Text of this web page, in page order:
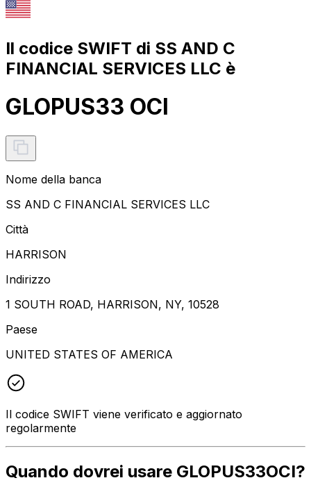
Il codice SWIFT di SS AND C
FINANCIAL SERVICES LLC è
GLOPUS33 OCI
Nome della banca
SS AND C FINANCIAL SERVICES LLC
Città
HARRISON
Indirizzo
1 SOUTH ROAD, HARRISON, NY, 10528
Paese
UNITED STATES OF AMERICA
Il codice SWIFT viene verificato e aggiornato
regolarmente
Quando dovrei usare GLOPUS33OCI?